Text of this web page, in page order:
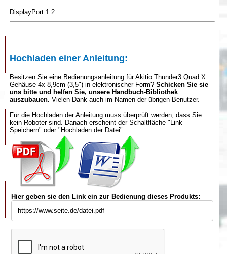
DisplayPort 1.2
Hochladen einer Anleitung:
Besitzen Sie eine Bedienungsanleitung für Akitio Thunder3 Quad X
Gehäuse 4x 8,9cm (3,5") in elektronischer Form? Schicken Sie sie
uns bitte und helfen Sie, unsere Handbuch-Bibliothek
auszubauen. Vielen Dank auch im Namen der übrigen Benutzer.
Für die Hochladen der Anleitung muss überprüft werden, dass Sie
kein Roboter sind. Danach erscheint der Schaltfläche "Link
Speichern" oder "Hochladen der Datei".
Hier geben sie den Link ein zur Bedienung dieses Produkts: